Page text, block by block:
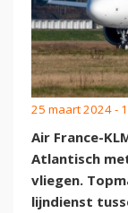
25 maart 2024 -
Air France-
Atlantisch
vliegen.
lijndienst